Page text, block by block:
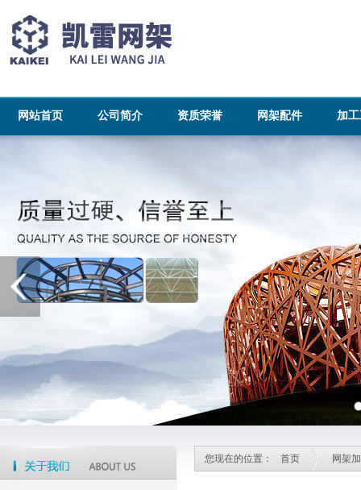
网站首页 公司简介 资质荣誉 网架配件 加
您现在的位置： 首页 网架